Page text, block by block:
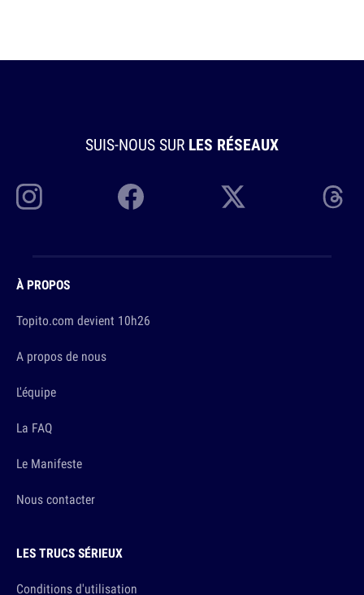
SUIS-NOUS SUR LES RÉSEAUX
À PROPOS
Topito.com devient 10h26
A propos de nous
L'équipe
La FAQ
Le Manifeste
Nous contacter
LES TRUCS SÉRIEUX
Conditions d'utilisation